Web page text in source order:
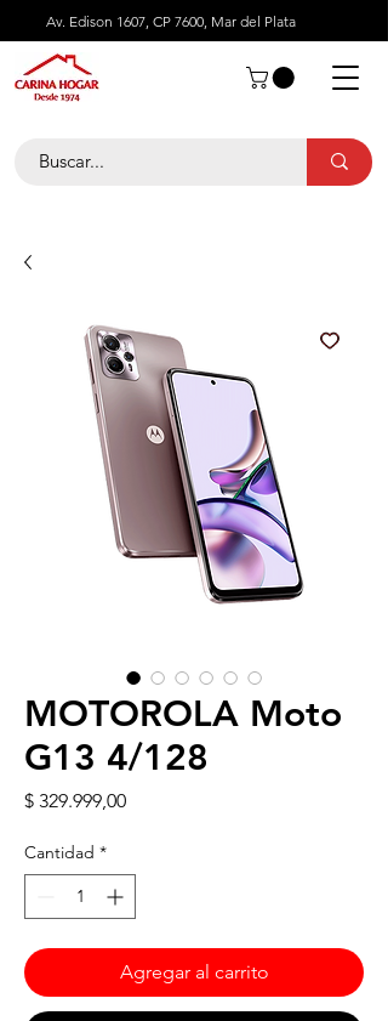
Av. Edison 1607, CP 7600, Mar del Plata
MOTOROLA Moto
G13 4/128
$ 329.999,00Precio
Cantidad *
Agregar al carrito